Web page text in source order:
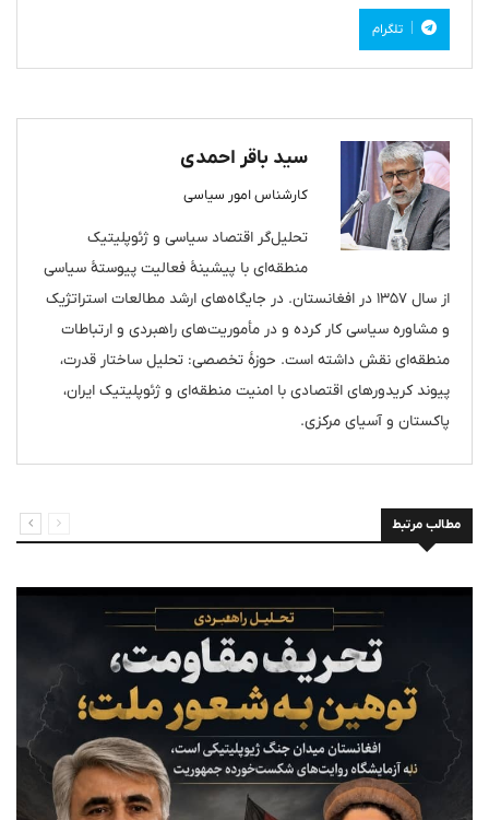
تلگرام
سید باقر احمدی
کارشناس امور سیاسی
تحلیل‌گر اقتصاد سیاسی و ژئوپلیتیک
منطقه‌ای با پیشینهٔ فعالیت پیوستهٔ سیاسی
از سال ۱۳۵۷ در افغانستان. در جایگاه‌های ارشد مطالعات استراتژیک
و مشاوره سیاسی کار کرده و در مأموریت‌های راهبردی و ارتباطات
منطقه‌ای نقش داشته است. حوزهٔ تخصصی: تحلیل ساختار قدرت،
پیوند کریدورهای اقتصادی با امنیت منطقه‌ای و ژئوپلیتیک ایران،
پاکستان و آسیای مرکزی.
مطالب مرتبط